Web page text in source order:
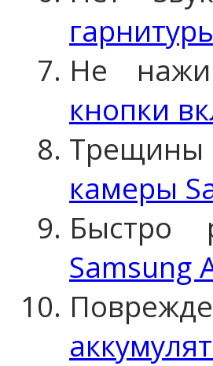
Не
кнопки
камеры
Быстро
Samsung